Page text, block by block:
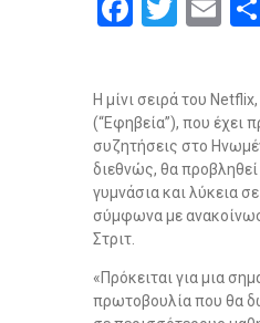
F
b
o
o
k
T
er
E
Η μίνι σειρά του Netflix,
(“Εφηβεία”), που έχει
συζητήσεις στο
διεθνώς, θα
γυμνάσια και λύκεια
σύμφωνα με
Στριτ.
«Πρόκειται για μια
πρωτοβουλία που θα